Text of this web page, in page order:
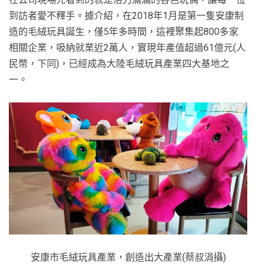
到訪者愛不釋手。據介紹，在2018年1月是第一隻安康制
造的毛絨玩具誕生，僅5年多時間，這裡聚集起800多家
相關企業，吸納就業近2萬人，實現年產值超過61億元(人
民幣，下同)，已經成為大陸毛絨玩具產業四大基地之
一。
安康市毛絨玩具產業，創造出大產業(蔡叔涓攝)